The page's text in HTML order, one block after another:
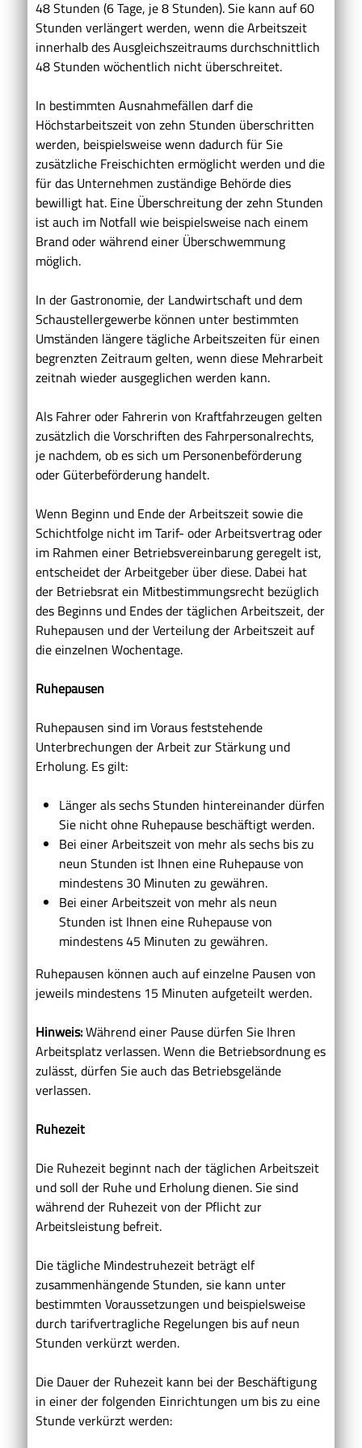
48 Stunden (6 Tage, je 8 Stunden). Sie kann auf 60
Stunden verlängert werden, wenn die Arbeitszeit
innerhalb des Ausgleichszeitraums durchschnittlich
48 Stunden wöchentlich nicht überschreitet.
In bestimmten Ausnahmefällen darf die
Höchstarbeitszeit von zehn Stunden überschritten
werden, beispielsweise wenn dadurch für Sie
zusätzliche Freischichten ermöglicht werden und die
für das Unternehmen zuständige Behörde dies
bewilligt hat. Eine Überschreitung der zehn Stunden
ist auch im Notfall wie beispielsweise nach einem
Brand oder während einer Überschwemmung
möglich.
In der Gastronomie, der Landwirtschaft und dem
Schaustellergewerbe können unter bestimmten
Umständen längere tägliche Arbeitszeiten für einen
begrenzten Zeitraum gelten, wenn diese Mehrarbeit
zeitnah wieder ausgeglichen werden kann.
Als Fahrer oder Fahrerin von Kraftfahrzeugen gelten
zusätzlich die Vorschriften des Fahrpersonalrechts,
je nachdem, ob es sich um Personenbeförderung
oder Güterbeförderung handelt.
Wenn Beginn und Ende der Arbeitszeit sowie die
Schichtfolge nicht im Tarif- oder Arbeitsvertrag oder
im Rahmen einer Betriebsvereinbarung geregelt ist,
entscheidet der Arbeitgeber über diese. Dabei hat
der Betriebsrat ein Mitbestimmungsrecht bezüglich
des Beginns und Endes der täglichen Arbeitszeit, der
Ruhepausen und der Verteilung der Arbeitszeit auf
die einzelnen Wochentage.
Ruhepausen
Ruhepausen sind im Voraus feststehende
Unterbrechungen der Arbeit zur Stärkung und
Erholung. Es gilt:
Länger als sechs Stunden hintereinander dürfen
Sie nicht ohne Ruhepause beschäftigt werden.
Bei einer Arbeitszeit von mehr als sechs bis zu
neun Stunden ist Ihnen eine Ruhepause von
mindestens 30 Minuten zu gewähren.
Bei einer Arbeitszeit von mehr als neun
Stunden ist Ihnen eine Ruhepause von
mindestens 45 Minuten zu gewähren.
Ruhepausen können auch auf einzelne Pausen von
jeweils mindestens 15 Minuten aufgeteilt werden.
Hinweis:Während einer Pause dürfen Sie Ihren
Arbeitsplatz verlassen. Wenn die Betriebsordnung es
zulässt, dürfen Sie auch das Betriebsgelände
verlassen.
Ruhezeit
Die Ruhezeit beginnt nach der täglichen Arbeitszeit
und soll der Ruhe und Erholung dienen. Sie sind
während der Ruhezeit von der Pflicht zur
Arbeitsleistung befreit.
Die tägliche Mindestruhezeit beträgt elf
zusammenhängende Stunden, sie kann unter
bestimmten Voraussetzungen und beispielsweise
durch tarifvertragliche Regelungen bis auf neun
Stunden verkürzt werden.
Die Dauer der Ruhezeit kann bei der Beschäftigung
in einer der folgenden Einrichtungen um bis zu eine
Stunde verkürzt werden: